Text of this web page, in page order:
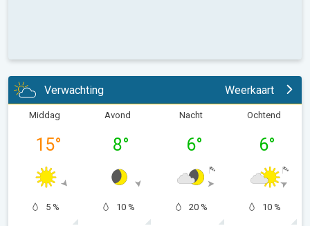
Verwachting Weerkaart
Middag
15°
5 %
Avond
8°
10 %
Nacht
6°
20 %
Ochtend
6°
10 %